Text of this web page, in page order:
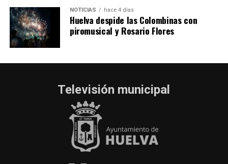
NOTICIAS hace 4 días
Huelva despide las Colombinas con
piromusical y Rosario Flores
Televisión municipal